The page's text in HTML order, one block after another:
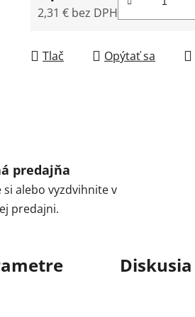
2,31 € bez DPH
Tlač Opýtať sa
predajňa
si alebo vyzdvihnite v
predajni.
Diskusia